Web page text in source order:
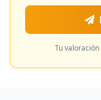
Tu